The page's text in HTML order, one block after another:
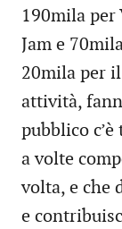
190mila per
Jam e
20mila per
attività,
pubblico
a volte
volta, e che
e